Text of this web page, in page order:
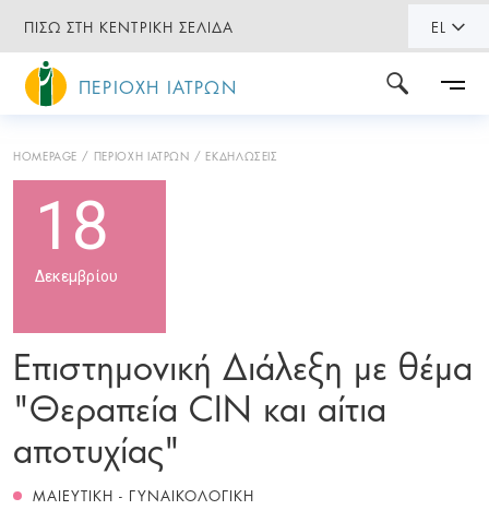
ΠΙΣΩ ΣΤΗ ΚΕΝΤΡΙΚΗ ΣΕΛΙΔΑ EL
ΠΕΡΙΟΧΗ ΙΑΤΡΩΝ
HOMEPAGE ΠΕΡΙΟΧΗ ΙΑΤΡΩΝ ΕΚΔΗΛΩΣΕΙΣ
18
Δεκεμβρίου
Επιστημονική Διάλεξη με θέμα
"Θεραπεία CIN και αίτια
αποτυχίας"
ΜΑΙΕΥΤΙΚΗ - ΓΥΝΑΙΚΟΛΟΓΙΚΗ